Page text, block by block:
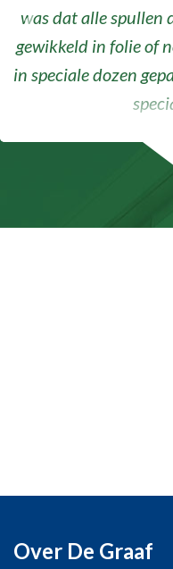
was dat alle spullen
gewikkeld in folie of
in speciale dozen
Vorige
Over De Graaf